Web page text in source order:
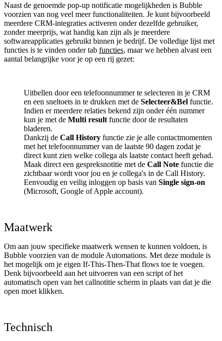
Naast de genoemde pop-up notificatie mogelijkheden is Bubble
voorzien van nog veel meer functionaliteiten. Je kunt bijvoorbeeld
meerdere CRM-integraties activeren onder dezelfde gebruiker,
zonder meerprijs, wat handig kan zijn als je meerdere
softwareapplicaties gebruikt binnen je bedrijf. De volledige lijst met
functies is te vinden onder tab functies, maar we hebben alvast een
aantal belangrijke voor je op een rij gezet:
Uitbellen door een telefoonnummer te selecteren in je CRM
en een sneltoets in te drukken met de Selecteer&Bel functie.
Indien er meerdere relaties bekend zijn onder één nummer
kun je met de Multi result functie door de resultaten
bladeren.
Dankzij de Call History functie zie je alle contactmomenten
met het telefoonnummer van de laatste 90 dagen zodat je
direct kunt zien welke collega als laatste contact heeft gehad.
Maak direct een gespreksnotitie met de Call Note functie die
zichtbaar wordt voor jou en je collega's in de Call History.
Eenvoudig en veilig inloggen op basis van Single sign-on
(Microsoft, Google of Apple account).
Maatwerk
Om aan jouw specifieke maatwerk wensen te kunnen voldoen, is
Bubble voorzien van de module Automations. Met deze module is
het mogelijk om je eigen If-This-Then-That flows toe te voegen.
Denk bijvoorbeeld aan het uitvoeren van een script of het
automatisch open van het callnotitie scherm in plaats van dat je die
open moet klikken.
Technisch